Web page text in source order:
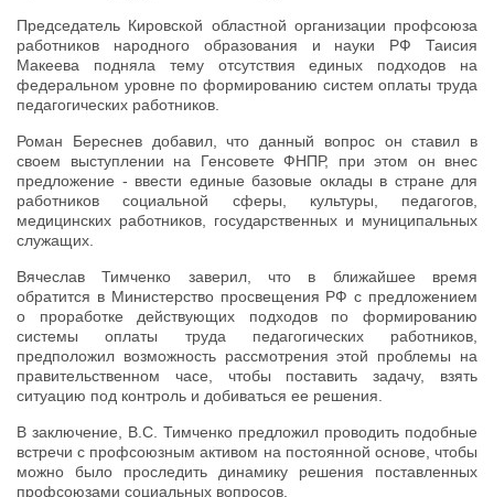
Председатель Кировской областной организации профсоюза
работников народного образования и науки РФ Таисия
Макеева подняла тему отсутствия единых подходов на
федеральном уровне по формированию систем оплаты труда
педагогических работников.
Роман Береснев добавил, что данный вопрос он ставил в
своем выступлении на Генсовете ФНПР, при этом он внес
предложение - ввести единые базовые оклады в стране для
работников социальной сферы, культуры, педагогов,
медицинских работников, государственных и муниципальных
служащих.
Вячеслав Тимченко заверил, что в ближайшее время
обратится в Министерство просвещения РФ с предложением
о проработке действующих подходов по формированию
системы оплаты труда педагогических работников,
предположил возможность рассмотрения этой проблемы на
правительственном часе, чтобы поставить задачу, взять
ситуацию под контроль и добиваться ее решения.
В заключение, В.С. Тимченко предложил проводить подобные
встречи с профсоюзным активом на постоянной основе, чтобы
можно было проследить динамику решения поставленных
профсоюзами социальных вопросов.